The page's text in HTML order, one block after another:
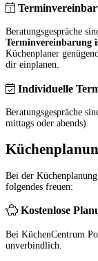
Beratungsgespräche
Terminvereinbarung
Küchenplaner
dir einplanen.
Individuelle
Beratungsgespräche
mittags oder abends).
Bei der
folgendes freuen:
Kostenlose
Bei KüchenCentrum
unverbindlich.